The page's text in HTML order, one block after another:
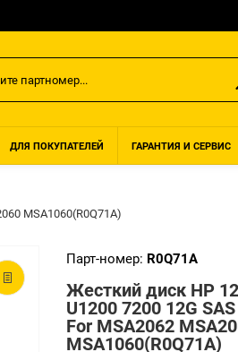
ДЛЯ ПОКУПАТЕЛЕЙ ГАРАНТИЯ И СЕРВИС
MSA1060(R0Q71A)
Парт-номер: R0Q71A
Жесткий диск HP
U1200 7200 12G
For MSA2062
MSA1060(R0Q71A)